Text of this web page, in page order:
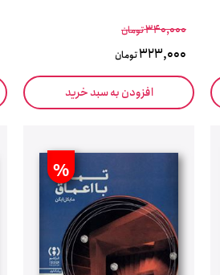
340,000تومان
323,000تومان
افزودن به سبد خرید
%